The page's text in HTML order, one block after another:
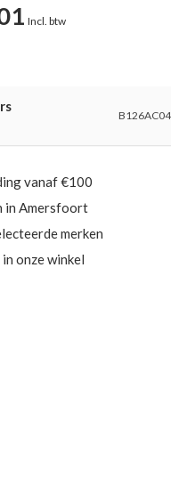
Incl. btw
vanaf €100
in Amersfoort
merken
onze winkel